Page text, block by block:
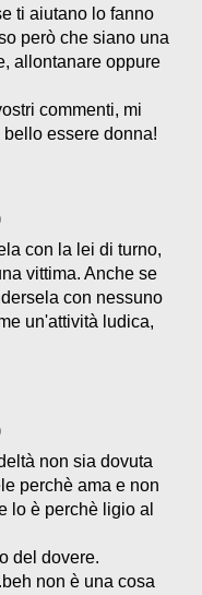
ti aiutano lo fanno
però che siano una
allontanare oppure
commenti, mi
essere donna!
con la lei di turno,
vittima. Anche se
con nessuno
un'attività ludica,
non sia dovuta
perchè ama e non
lo è perchè ligio al
del dovere.
non è una cosa